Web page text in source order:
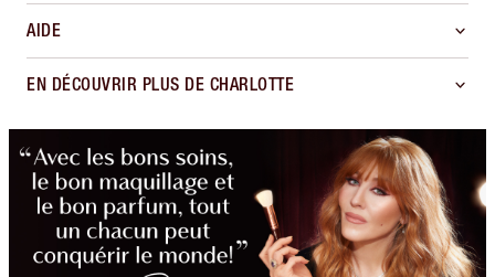
AIDE
EN DÉCOUVRIR PLUS DE CHARLOTTE